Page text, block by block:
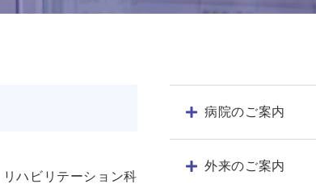
ハビリテーション科
病院のご案内
外来のご案内